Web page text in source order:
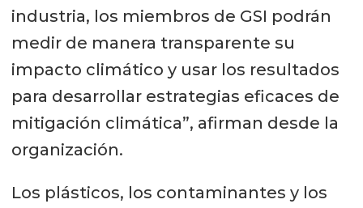
industria, los miembros de GSI podrán
medir de manera transparente su
impacto climático y usar los resultados
para desarrollar estrategias eficaces de
mitigación climática”, afirman desde la
organización.
Los plásticos, los contaminantes y los